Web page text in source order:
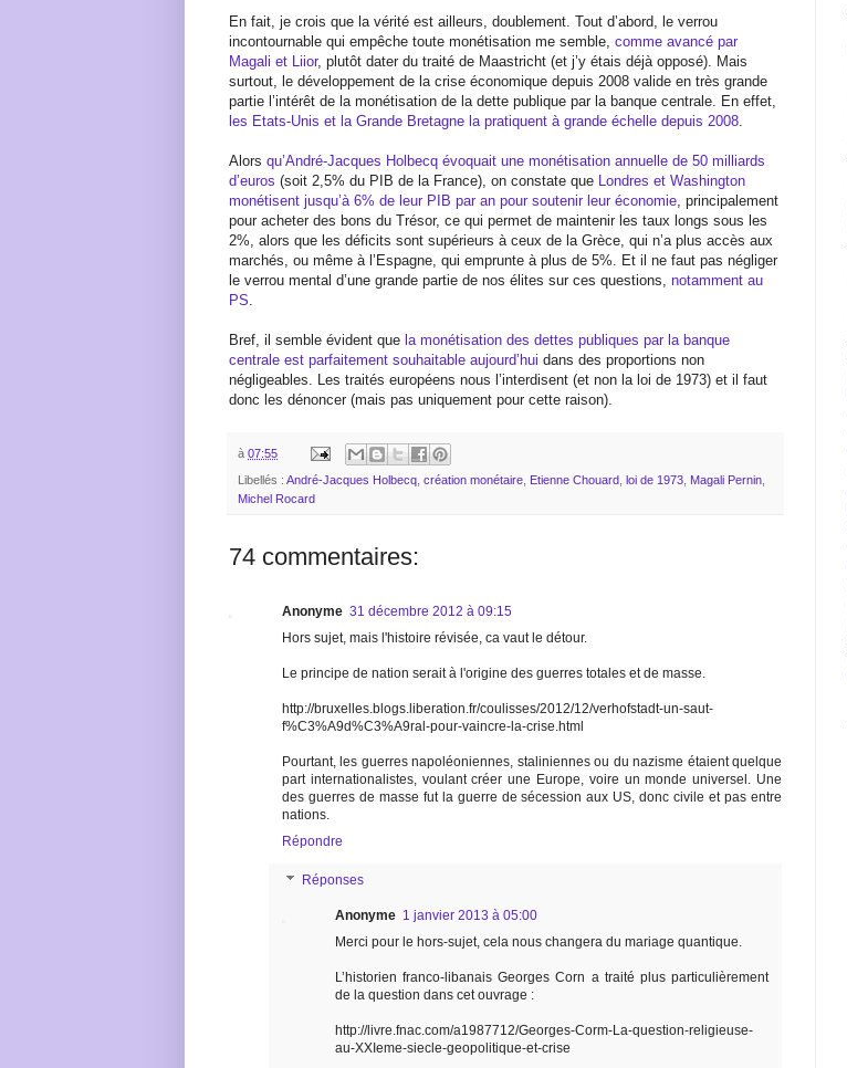
En fait, je crois que la vérité est ailleurs, doublement. Tout d’abord, le verrou
incontournable qui empêche toute monétisation me semble, comme avancé par
Magali et Liior, plutôt dater du traité de Maastricht (et j’y étais déjà opposé). Mais
surtout, le développement de la crise économique depuis 2008 valide en très grande
partie l’intérêt de la monétisation de la dette publique par la banque centrale. En effet,
les Etats-Unis et la Grande Bretagne la pratiquent à grande échelle depuis 2008
Alors qu’André-Jacques Holbecq évoquait une monétisation annuelle de 50 milliards
d’euros (soit 2,5% du PIB de la France), on constate que Londres et Washington
monétisent jusqu’à 6% de leur PIB par an pour soutenir leur économie , principalement
pour acheter des bons du Trésor, ce qui permet de maintenir les taux longs sous les
2%, alors que les déficits sont supérieurs à ceux de la Grèce, qui n’a plus accès aux
marchés, ou même à l’Espagne, qui emprunte à plus de 5%. Et il ne faut pas négliger
le verrou mental d’une grande partie de nos élites sur ces questions, notamment au
PS
Bref, il semble évident que la monétisation des dettes publiques par la banque
centrale est parfaitement souhaitable aujourd’hui dans des proportions non
négligeables. Les traités européens nous l’interdisent (et non la loi de 1973) et il faut
donc les dénoncer (mais pas uniquement pour cette raison).
à 07:55
Libellés : André-Jacques Holbecq création monétaire Etienne Chouard loi de 1973 Magali Pernin
Michel Rocard
74 commentaires:
Anonyme 31 décembre 2012 à 09:15
Hors sujet, mais l'histoire révisée, ca vaut le détour.
Le principe de nation serait à l'origine des guerres totales et de masse.
http://bruxelles.blogs.liberation.fr/coulisses/2012/12/verhofstadt-un-saut-
f%C3%A9d%C3%A9ral-pour-vaincre-la-crise.html
Pourtant, les guerres napoléoniennes, staliniennes ou du nazisme étaient quelque
part internationalistes, voulant créer une Europe, voire un monde universel. Une
des guerres de masse fut la guerre de sécession aux US, donc civile et pas entre
nations.
Répondre
Réponses
Anonyme 1 janvier 2013 à 05:00
Merci pour le hors-sujet, cela nous changera du mariage quantique.
L’historien franco-libanais Georges Corn a traité plus particulièrement
de la question dans cet ouvrage :
http://livre.fnac.com/a1987712/Georges-Corm-La-question-religieuse-
au-XXIeme-siecle-geopolitique-et-crise